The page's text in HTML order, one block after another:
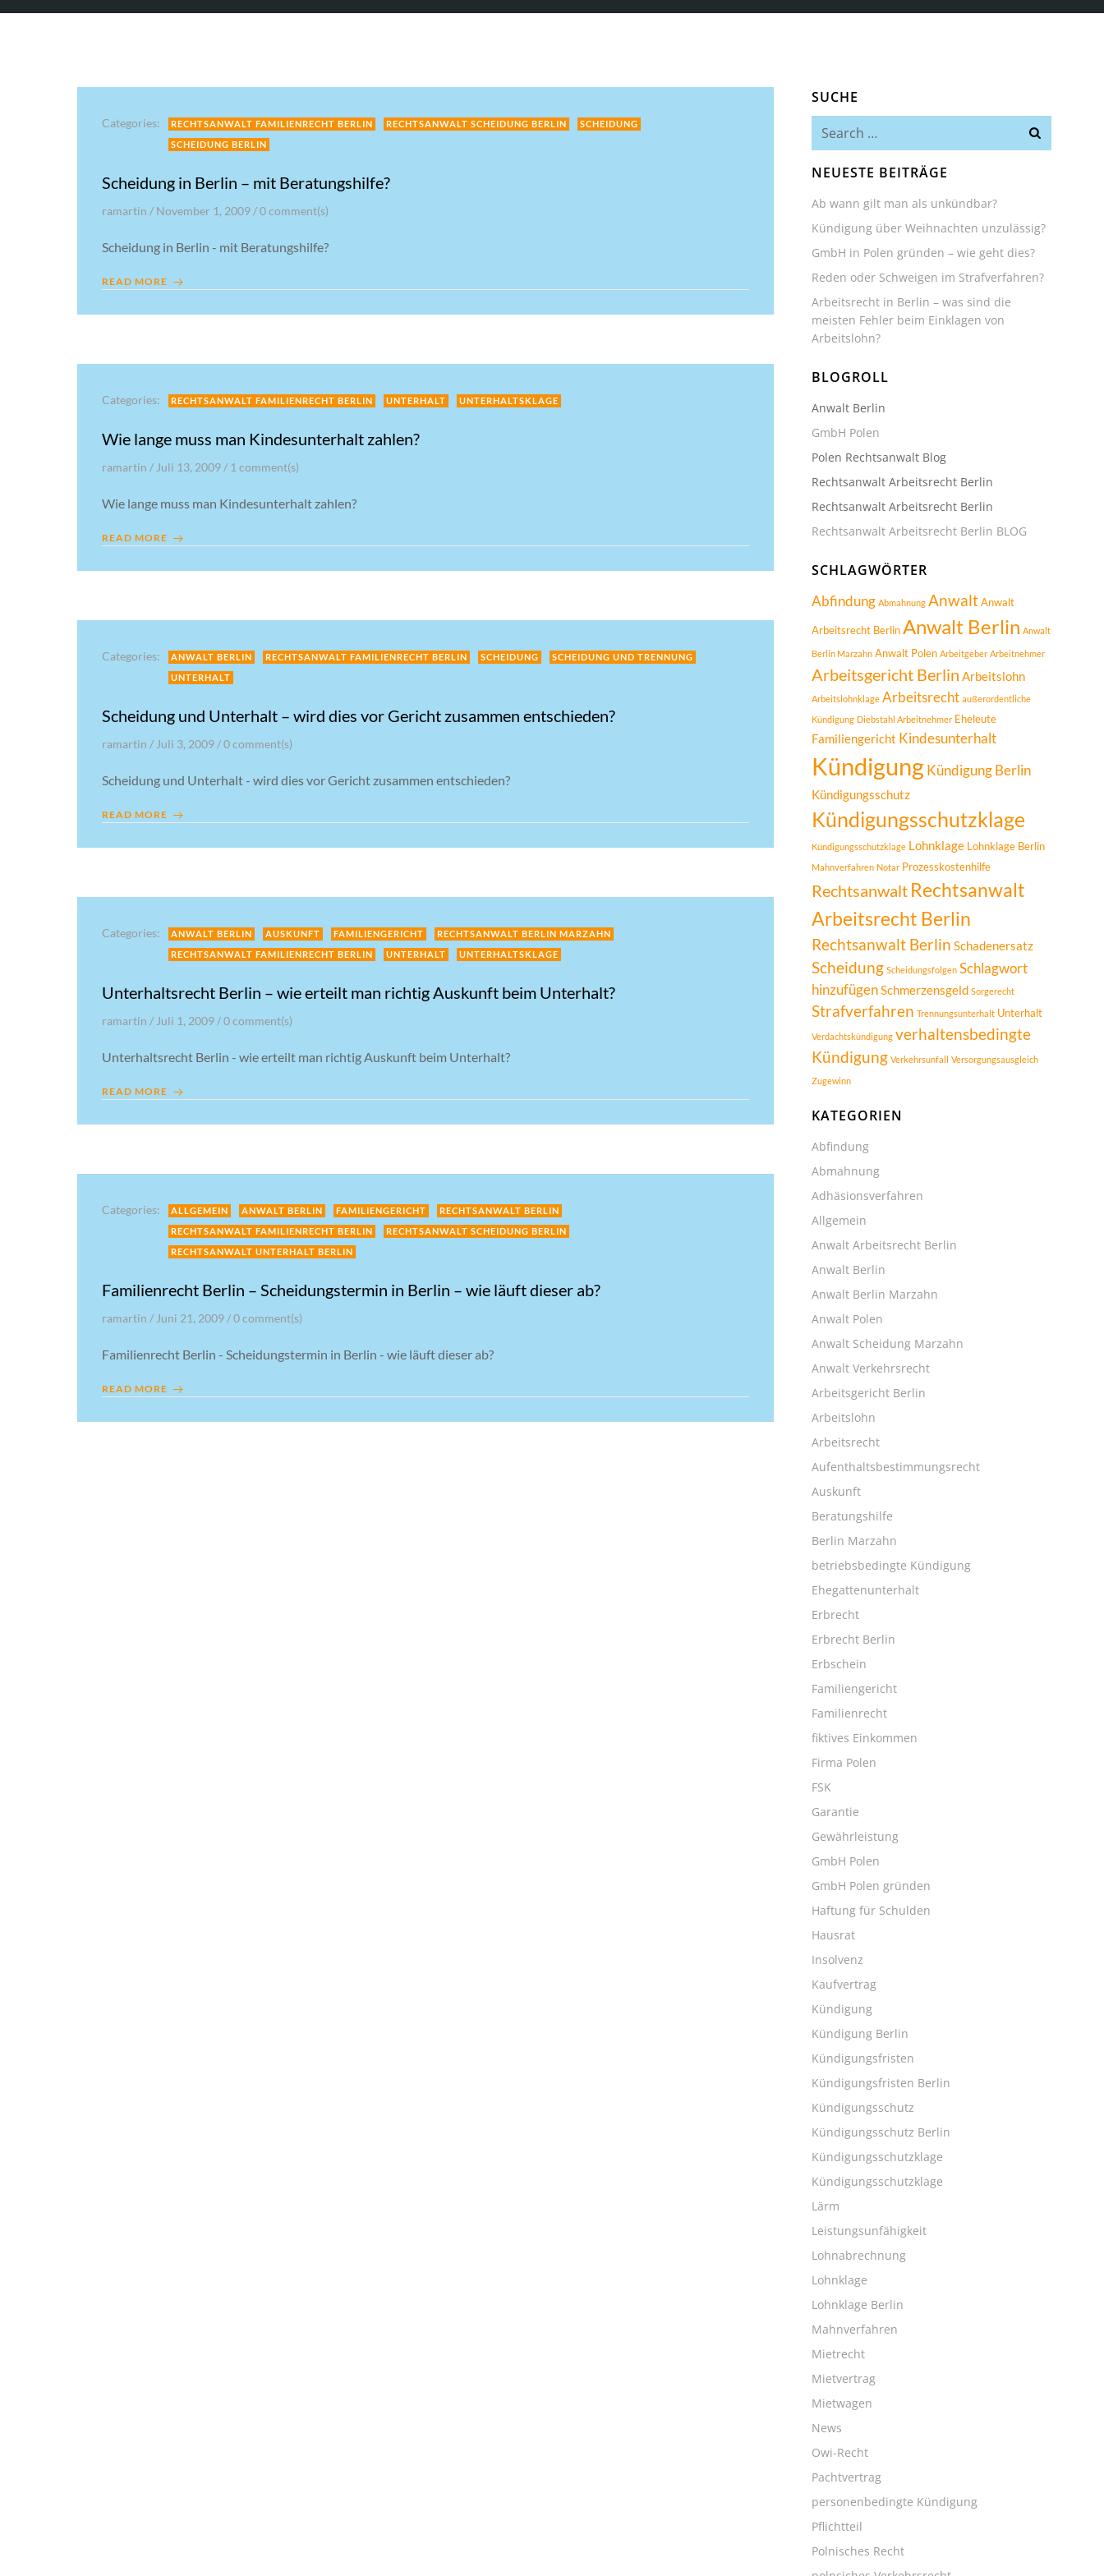
Categories: RECHTSANWALT FAMILIENRECHT BERLIN RECHTSANWALT SCHEIDUNG BERLIN
SCHEIDUNG
SCHEIDUNG BERLIN
Scheidung in Berlin – mit Beratungshilfe?
ramartin / November 1, 2009 /0comment(s)
Scheidung in Berlin - mit Beratungshilfe?
READ MORE
Categories: RECHTSANWALT FAMILIENRECHT BERLIN UNTERHALT UNTERHALTSKLAGE
Wie lange muss man Kindesunterhalt zahlen?
ramartin / Juli 13, 2009 / 1 comment(s)
Wie lange muss man Kindesunterhalt zahlen?
READ MORE
Categories: ANWALT BERLIN RECHTSANWALT FAMILIENRECHT BERLIN SCHEIDUNG
SCHEIDUNG UND TRENNUNG
UNTERHALT
Scheidung und Unterhalt – wird dies vor Gericht zusammen entschieden?
ramartin / Juli 3, 2009 /0comment(s)
Scheidung und Unterhalt - wird dies vor Gericht zusammen entschieden?
READ MORE
Categories: ANWALT BERLIN AUSKUNFT FAMILIENGERICHT
RECHTSANWALT BERLIN MARZAHN
RECHTSANWALT FAMILIENRECHT BERLIN
UNTERHALT UNTERHALTSKLAGE
Unterhaltsrecht Berlin – wie erteilt man richtig Auskunft beim Unterhalt?
ramartin / Juli 1, 2009 /0comment(s)
Unterhaltsrecht Berlin - wie erteilt man richtig Auskunft beim Unterhalt?
READ MORE
Categories: ALLGEMEIN ANWALT BERLIN FAMILIENGERICHT
RECHTSANWALT BERLIN
RECHTSANWALT FAMILIENRECHT BERLIN
RECHTSANWALT SCHEIDUNG BERLIN
RECHTSANWALT UNTERHALT BERLIN
Familienrecht Berlin – Scheidungstermin in Berlin – wie läuft dieser ab?
ramartin / Juni 21, 2009 /0comment(s)
Familienrecht Berlin - Scheidungstermin in Berlin - wie läuft dieser ab?
READ MORE
SUCHE
Search
NEUESTE BEITRÄGE
Ab wann gilt man als unkündbar?
Kündigung über Weihnachten unzulässig?
GmbH in Polen gründen – wie geht dies?
Reden oder Schweigen im Strafverfahren?
Arbeitsrecht in Berlin – was sind die
meisten Fehler beim Einklagen von
Arbeitslohn?
BLOGROLL
Anwalt Berlin
GmbH Polen
Polen Rechtsanwalt Blog
Rechtsanwalt Arbeitsrecht Berlin
Rechtsanwalt Arbeitsrecht Berlin
Rechtsanwalt Arbeitsrecht Berlin BLOG
SCHLAGWÖRTER
Abfindung Abmahnung AnwaltAnwalt
Arbeitsrecht BerlinAnwalt Berlin Anwalt
Berlin Marzahn Anwalt Polen Arbeitgeber Arbeitnehmer
Arbeitsgericht Berlin Arbeitslohn
Arbeitslohnklage Arbeitsrecht außerordentliche
Kündigung Diebstahl Arbeitnehmer Eheleute
Familiengericht Kindesunterhalt
KündigungKündigung Berlin
Kündigungsschutz
Kündigungsschutzklage
Kündigungsschutzklage Lohnklage Lohnklage Berlin
Mahnverfahren Notar Prozesskostenhilfe
Rechtsanwalt Rechtsanwalt
Arbeitsrecht Berlin
Rechtsanwalt Berlin Schadenersatz
Scheidung Scheidungsfolgen Schlagwort
hinzufügenSchmerzensgeld Sorgerecht
Strafverfahren Trennungsunterhalt Unterhalt
Verdachtskündigung verhaltensbedingte
Kündigung Verkehrsunfall Versorgungsausgleich
Zugewinn
KATEGORIEN
Abfindung
Abmahnung
Adhäsionsverfahren
Allgemein
Anwalt Arbeitsrecht Berlin
Anwalt Berlin
Anwalt Berlin Marzahn
Anwalt Polen
Anwalt Scheidung Marzahn
Anwalt Verkehrsrecht
Arbeitsgericht Berlin
Arbeitslohn
Arbeitsrecht
Aufenthaltsbestimmungsrecht
Auskunft
Beratungshilfe
Berlin Marzahn
betriebsbedingte Kündigung
Ehegattenunterhalt
Erbrecht
Erbrecht Berlin
Erbschein
Familiengericht
Familienrecht
fiktives Einkommen
Firma Polen
FSK
Garantie
Gewährleistung
GmbH Polen
GmbH Polen gründen
Haftung für Schulden
Hausrat
Insolvenz
Kaufvertrag
Kündigung
Kündigung Berlin
Kündigungsfristen
Kündigungsfristen Berlin
Kündigungsschutz
Kündigungsschutz Berlin
Kündigungsschutzklage
Kündigungsschutzklage
Lärm
Leistungsunfähigkeit
Lohnabrechnung
Lohnklage
Lohnklage Berlin
Mahnverfahren
Mietrecht
Mietvertrag
Mietwagen
News
Owi-Recht
Pachtvertrag
personenbedingte Kündigung
Pflichtteil
Polnisches Recht